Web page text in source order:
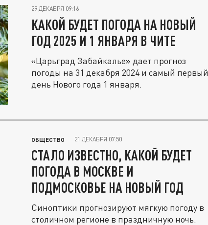
29 ДЕКАБРЯ 09:16
КАКОЙ БУДЕТ ПОГОДА НА НОВЫЙ
ГОД 2025 И 1 ЯНВАРЯ В ЧИТЕ
«Царьград Забайкалье» дает прогноз
погоды на 31 декабря 2024 и самый первый
день Нового года 1 января.
ОБЩЕСТВО 21 ДЕКАБРЯ 07:50
СТАЛО ИЗВЕСТНО, КАКОЙ БУДЕТ
ПОГОДА В МОСКВЕ И
ПОДМОСКОВЬЕ НА НОВЫЙ ГОД
Синоптики прогнозируют мягкую погоду в
столичном регионе в праздничную ночь.